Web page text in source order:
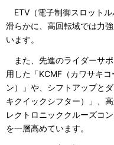
ETV（電子制御スロット
滑らかに、高回転域では力
います。
また、先進のライダーサ
用した「KCMF（カワサキ
ン）」や、シフトアップと
キクイックシフター）」、
レクトロニッククルーズコ
を一層高めています。